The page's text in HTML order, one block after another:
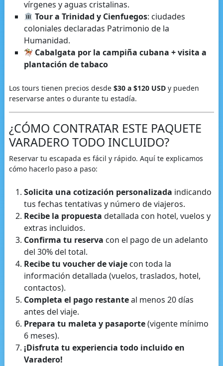
vírgenes y aguas cristalinas.
Tour a Trinidad y Cienfuegos: ciudades
coloniales declaradas Patrimonio de la
Humanidad.
Cabalgata por la campiña cubana + visita a
plantación de tabaco
Los tours tienen precios desde $30 a $120 USDy pueden
reservarse antes o durante tu estadía.
¿CÓMO CONTRATAR ESTE PAQUETE
VARADERO TODO INCLUIDO?
Reservar tu escapada es fácil y rápido. Aquí te explicamos
cómo hacerlo paso a paso:
Solicita una cotización personalizada indicando
tus fechas tentativas y número de viajeros.
Recibe la propuesta detallada con hotel, vuelos y
extras incluidos.
Confirma tu reserva con el pago de un adelanto
del 30% del total.
Recibe tu voucher de viajecon toda la
información detallada (vuelos, traslados, hotel,
contactos).
Completa el pago restanteal menos 20 días
antes del viaje.
Prepara tu maleta y pasaporte(vigente mínimo
6 meses).
¡Disfruta tu experiencia todo incluido en
Varadero!